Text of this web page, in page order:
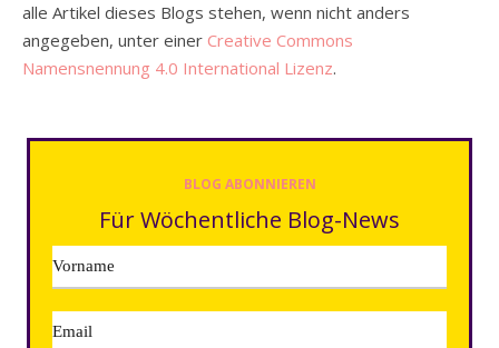
alle Artikel dieses Blogs stehen, wenn nicht anders
angegeben, unter einer Creative Commons
Namensnennung 4.0 International Lizenz.
BLOG ABONNIEREN
Für Wöchentliche Blog-News